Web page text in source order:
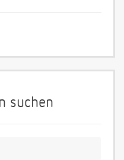
suchen